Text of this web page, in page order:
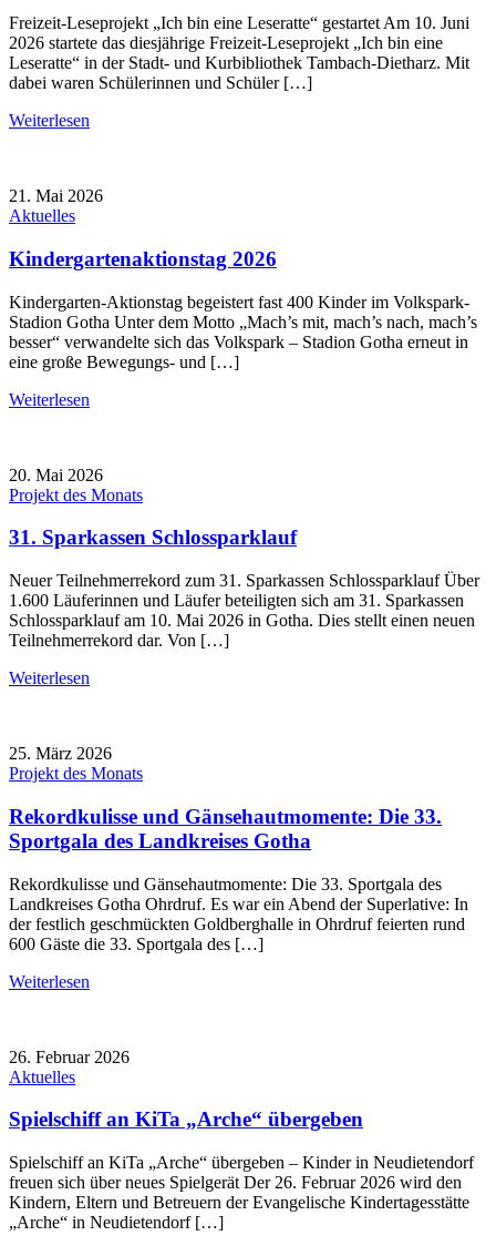
Freizeit-Leseprojekt „Ich bin eine Leseratte“ gestartet Am 10. Juni
2026 startete das diesjährige Freizeit-Leseprojekt „Ich bin eine
Leseratte“ in der Stadt- und Kurbibliothek Tambach-Dietharz. Mit
dabei waren Schülerinnen und Schüler […]
Weiterlesen
21. Mai 2026
Aktuelles
Kindergartenaktionstag 2026
Kindergarten-Aktionstag begeistert fast 400 Kinder im Volkspark-
Stadion Gotha Unter dem Motto „Mach’s mit, mach’s nach, mach’s
besser“ verwandelte sich das Volkspark – Stadion Gotha erneut in
eine große Bewegungs- und […]
Weiterlesen
20. Mai 2026
Projekt des Monats
31. Sparkassen Schlossparklauf
Neuer Teilnehmerrekord zum 31. Sparkassen Schlossparklauf Über
1.600 Läuferinnen und Läufer beteiligten sich am 31. Sparkassen
Schlossparklauf am 10. Mai 2026 in Gotha. Dies stellt einen neuen
Teilnehmerrekord dar. Von […]
Weiterlesen
25. März 2026
Projekt des Monats
Rekordkulisse und Gänsehautmomente: Die 33.
Sportgala des Landkreises Gotha
Rekordkulisse und Gänsehautmomente: Die 33. Sportgala des
Landkreises Gotha Ohrdruf. Es war ein Abend der Superlative: In
der festlich geschmückten Goldberghalle in Ohrdruf feierten rund
600 Gäste die 33. Sportgala des […]
Weiterlesen
26. Februar 2026
Aktuelles
Spielschiff an KiTa „Arche“ übergeben
Spielschiff an KiTa „Arche“ übergeben – Kinder in Neudietendorf
freuen sich über neues Spielgerät Der 26. Februar 2026 wird den
Kindern, Eltern und Betreuern der Evangelische Kindertagesstätte
„Arche“ in Neudietendorf […]